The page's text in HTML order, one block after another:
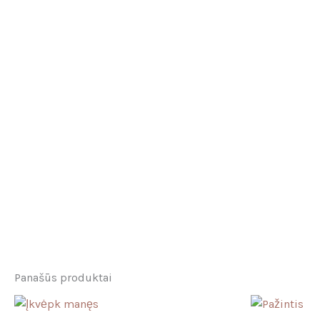
Panašūs produktai